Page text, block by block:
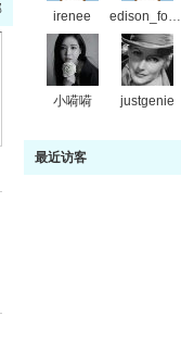
irenee edison_forever
小嗬嗬 justgenie
最近访客